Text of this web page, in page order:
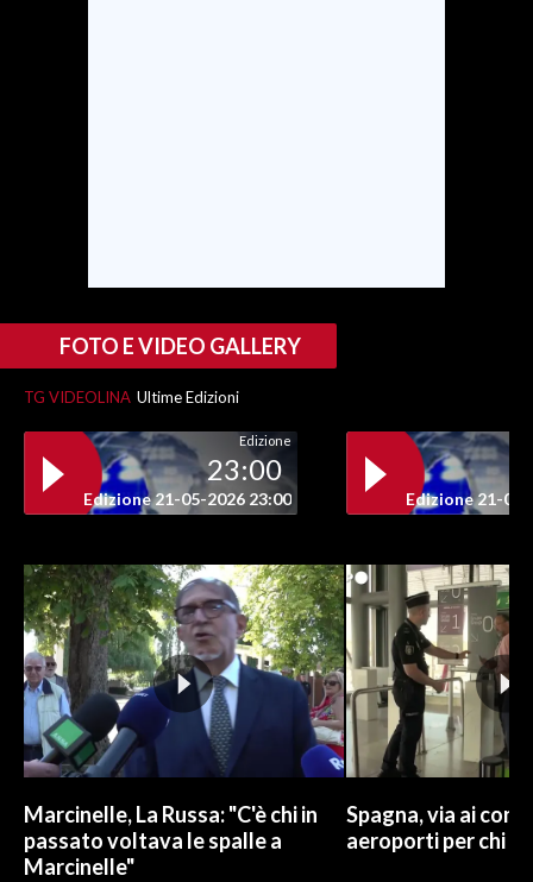
FOTO E VIDEO GALLERY
TG VIDEOLINA Ultime Edizioni
Edizione
23:00
Edizione 21-05-2026 23:00 Edizione 21-05-
Marcinelle, La Russa: "C'è chi in
passato voltava le spalle a
Marcinelle"
Spagna, via ai
aeroporti per chi